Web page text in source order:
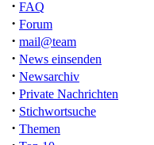
· FAQ
· Forum
· mail@team
· News einsenden
· Newsarchiv
· Private Nachrichten
· Stichwortsuche
· Themen